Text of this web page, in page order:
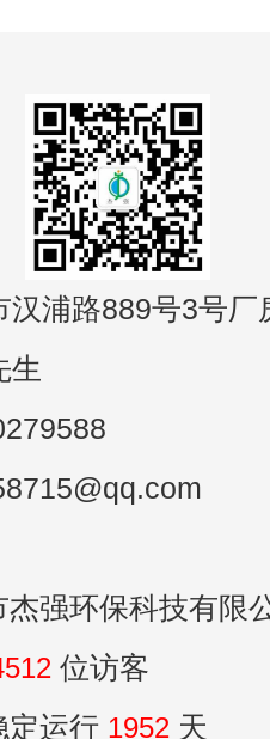
汉浦路889号3号厂
生
强环保科技有限
位访客
定运行 1952 天